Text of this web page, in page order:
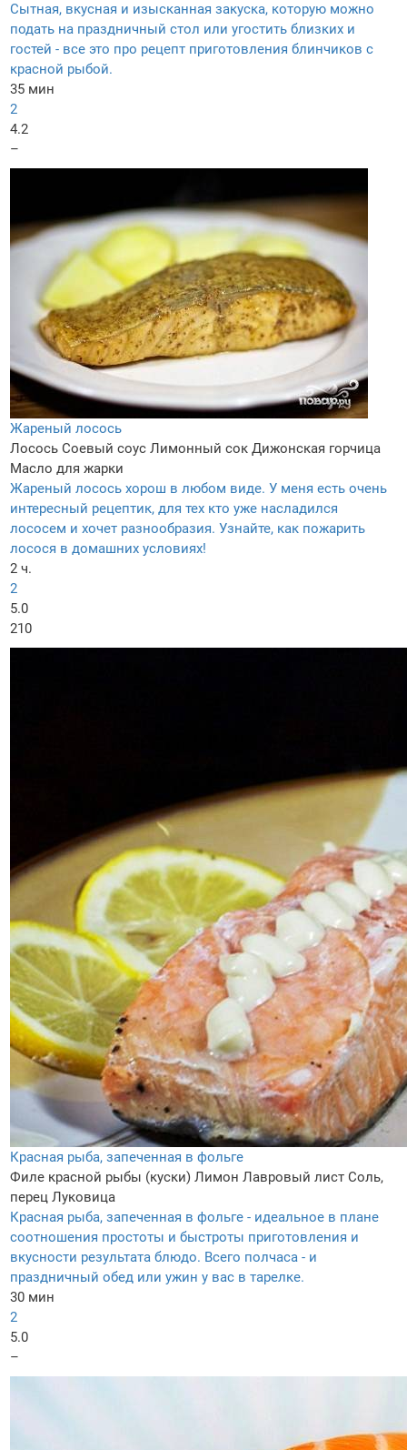
Сытная, вкусная и изысканная закуска, которую можно
подать на праздничный стол или угостить близких и
гостей - все это про рецепт приготовления блинчиков с
красной рыбой.
35 мин
2
4.2
–
Жареный лосось
Лосось Соевый соус Лимонный сок Дижонская горчица
Масло для жарки
Жареный лосось хорош в любом виде. У меня есть очень
интересный рецептик, для тех кто уже насладился
лососем и хочет разнообразия. Узнайте, как пожарить
лосося в домашних условиях!
2 ч.
2
5.0
210
Красная рыба, запеченная в фольге
Филе красной рыбы (куски) Лимон Лавровый лист Соль,
перец Луковица
Красная рыба, запеченная в фольге - идеальное в плане
соотношения простоты и быстроты приготовления и
вкусности результата блюдо. Всего полчаса - и
праздничный обед или ужин у вас в тарелке.
30 мин
2
5.0
–